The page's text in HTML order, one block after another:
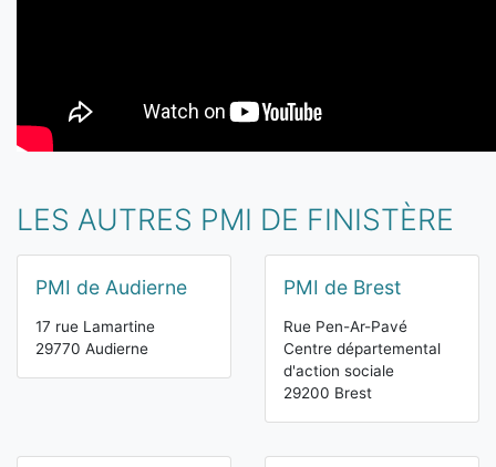
LES AUTRES PMI DE FINISTÈRE
PMI de Audierne
17 rue Lamartine
29770 Audierne
PMI de Brest
Rue Pen-Ar-Pavé
Centre départemental
d'action sociale
29200 Brest